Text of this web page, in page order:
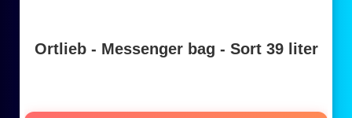
Ortlieb - Messenger bag - Sort 39 liter